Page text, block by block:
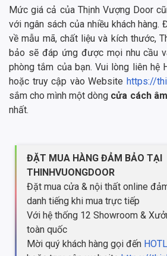
Mức giá cả của Thịnh Vượng Door
với ngân sách của nhiều khách hàng.
về mẫu mã, chất liệu và kích thước,
bảo sẽ đáp ứng được mọi nhu cầu
phòng tắm của bạn. Vui lòng liên hệ
hoặc truy cập vào Website https://
sắm cho mình một dòng cửa cách
nhất.
ĐẶT MUA HÀNG ĐẢM BẢO TẠI
THINHVUONGDOOR
Đặt mua cửa & nội thất online
danh tiếng khi mua trực tiếp
Với hệ thống 12 Showroom &
toàn quốc
Mời quý khách hàng gọi đến